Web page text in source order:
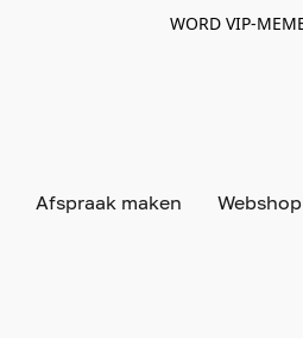
WORD VIP-
Afspraak maken Webshop